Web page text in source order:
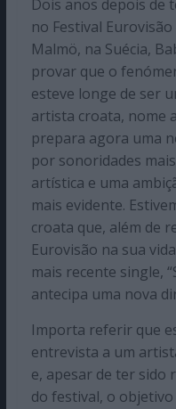
Dois anos depois de
no Festival
Malmö, na Suécia,
provar que o
esteve longe de ser
artista croata, nome
prepara agora uma
por sonoridades
artística e uma
mais evidente.
croata que, além de
Eurovisão na sua
mais recente single,
antecipa uma nova
Importa referir que
entrevista a um
e, apesar de ter sido
do festival, o